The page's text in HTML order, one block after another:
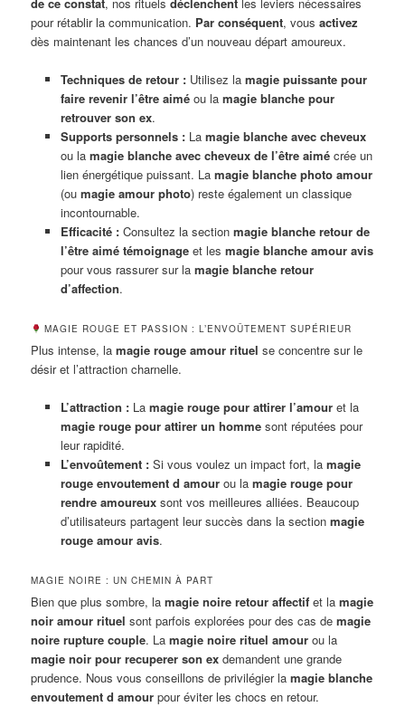
pour rétablir la communication. Par conséquent, vousactivez
dès maintenant les chances d’un nouveau départ amoureux.
Techniques de retour :Utilisez la magie puissante pour
faire revenir l’être aiméou la magie blanche pour
retrouver son ex.
Supports personnels :La magie blanche avec cheveux
ou la magie blanche avec cheveux de l’être aimécrée un
lien énergétique puissant. La magie blanche photo amour
(ou magie amour photo) reste également un classique
incontournable.
Efficacité :Consultez la section magie blanche retour de
l’être aimé témoignageet les magie blanche amour avis
pour vous rassurer sur la magie blanche retour
d’affection.
MAGIE ROUGE ET PASSION : L’ENVOÛTEMENT SUPÉRIEUR
Plus intense, lamagie rouge amour rituel se concentre sur le
désir et l’attraction charnelle.
L’attraction :La magie rouge pour attirer l’amouret la
magie rouge pour attirer un hommesont réputées pour
leur rapidité.
L’envoûtement :Si vous voulez un impact fort, la magie
rouge envoutement d amourou la magie rouge pour
rendre amoureuxsont vos meilleures alliées. Beaucoup
d’utilisateurs partagent leur succès dans la section magie
rouge amour avis.
MAGIE NOIRE : UN CHEMIN À PART
Bien que plus sombre, lamagie noire retour affectif et lamagie
noir amour rituel sont parfois explorées pour des cas demagie
noire rupture couple. Lamagie noire rituel amour ou la
magie noir pour recuperer son ex demandent une grande
prudence. Nous vous conseillons de privilégier lamagie blanche
envoutement d amour pour éviter les chocs en retour.